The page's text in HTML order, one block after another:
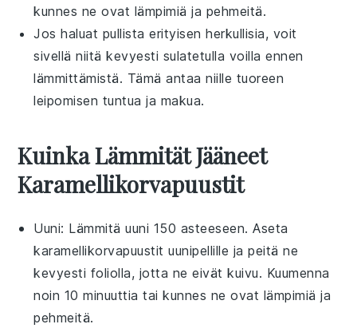
kunnes ne ovat lämpimiä ja pehmeitä.
Jos haluat pullista erityisen herkullisia, voit
sivellä niitä kevyesti sulatetulla voilla ennen
lämmittämistä. Tämä antaa niille tuoreen
leipomisen tuntua ja makua.
Kuinka Lämmität Jääneet
Karamellikorvapuustit
Uuni: Lämmitä uuni 150 asteeseen. Aseta
karamellikorvapuustit uunipellille ja peitä ne
kevyesti foliolla, jotta ne eivät kuivu. Kuumenna
noin 10 minuuttia tai kunnes ne ovat lämpimiä ja
pehmeitä.